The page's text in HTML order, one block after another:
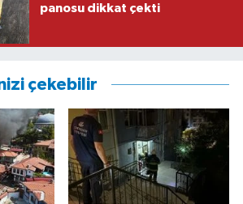
panosu dikkat çekti
çekebilir